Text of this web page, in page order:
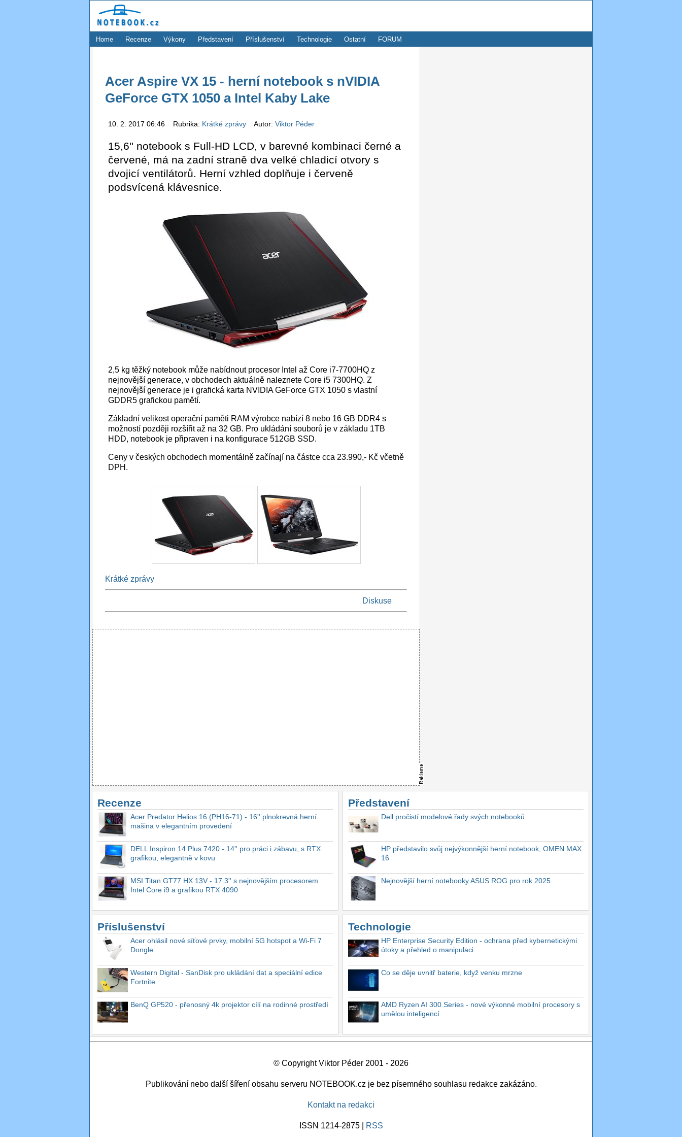
Home Recenze Výkony Představení Příslušenství Technologie Ostatní FORUM
Acer Aspire VX 15 - herní notebook s nVIDIA
GeForce GTX 1050 a Intel Kaby Lake
10. 2. 2017 06:46 Rubrika: Krátké zprávy Autor: Viktor Péder
15,6'' notebook s Full-HD LCD, v barevné kombinaci černé a
červené, má na zadní straně dva velké chladicí otvory s
dvojicí ventilátorů. Herní vzhled doplňuje i červeně
podsvícená klávesnice.
2,5 kg těžký notebook může nabídnout procesor Intel až Core i7-7700HQ z
nejnovější generace, v obchodech aktuálně naleznete Core i5 7300HQ. Z
nejnovější generace je i grafická karta NVIDIA GeForce GTX 1050 s vlastní
GDDR5 grafickou pamětí.
Základní velikost operační paměti RAM výrobce nabízí 8 nebo 16 GB DDR4 s
možností později rozšířit až na 32 GB. Pro ukládání souborů je v základu 1TB
HDD, notebook je připraven i na konfigurace 512GB SSD.
Ceny v českých obchodech momentálně začínají na částce cca 23.990,- Kč včetně
DPH.
Krátké zprávy
Diskuse
Recenze
Acer Predator Helios 16 (PH16-71) - 16'' plnokrevná herní
mašina v elegantním provedení
DELL Inspiron 14 Plus 7420 - 14'' pro práci i zábavu, s RTX
grafikou, elegantně v kovu
MSI Titan GT77 HX 13V - 17.3'' s nejnovějším procesorem
Intel Core i9 a grafikou RTX 4090
Představení
Dell pročistí modelové řady svých notebooků
HP představilo svůj nejvýkonnější herní notebook, OMEN MAX
16
Nejnovější herní notebooky ASUS ROG pro rok 2025
Příslušenství
Acer ohlásil nové síťové prvky, mobilní 5G hotspot a Wi-Fi 7
Dongle
Western Digital - SanDisk pro ukládání dat a speciální edice
Fortnite
BenQ GP520 - přenosný 4k projektor cílí na rodinné prostředí
Technologie
HP Enterprise Security Edition - ochrana před kybernetickými
útoky a přehled o manipulaci
Co se děje uvnitř baterie, když venku mrzne
AMD Ryzen AI 300 Series - nové výkonné mobilní procesory s
umělou inteligencí
© Copyright Viktor Péder 2001 - 2026
Publikování nebo další šíření obsahu serveru NOTEBOOK.cz je bez písemného souhlasu redakce zakázáno.
Kontakt na redakci
ISSN 1214-2875 | RSS